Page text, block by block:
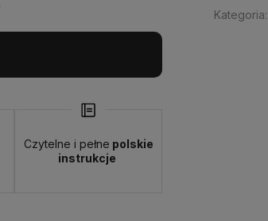
Czytelne i pełne polskie
instrukcje
Kategoria: